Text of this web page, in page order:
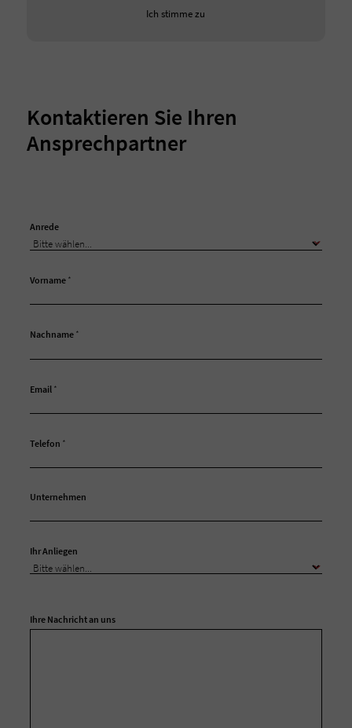
Ich stimme zu
Kontaktieren Sie Ihren
Ansprechpartner
Anrede
Vorname *
Nachname *
Email *
Telefon *
Unternehmen
Ihr Anliegen
Ihre Nachricht an uns